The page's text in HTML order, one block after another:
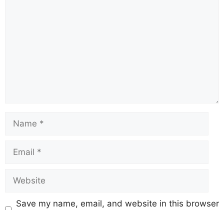
Save my name, email, and website in this browser